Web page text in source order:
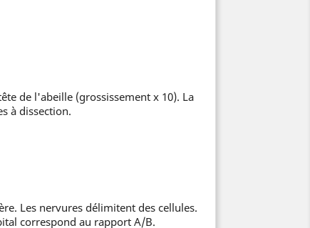
de l'abeille (grossissement x 10). La
à dissection.
Les nervures délimitent des cellules.
correspond au rapport A/B.